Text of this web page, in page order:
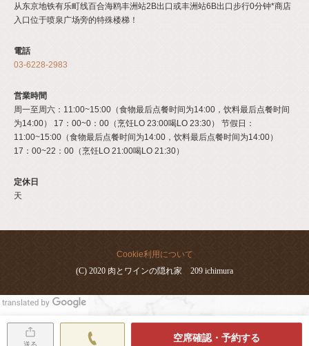
从东京地铁有乐町线百合海鸥丰洲站2B出口或丰洲站6B出口步行0分钟*商店
入口位于喷泉广场旁的特殊楼梯！
電話
03-6228-2983
営業時間
周一至周六：11:00~15:00（食物最后点餐时间为14:00，饮料最后点餐时间
为14:00） 17：00~0：00（烹饪LO 23:00喝LO 23:30） 节假日：
11:00~15:00（食物最后点餐时间为14:00，饮料最后点餐时间为14:00）
17：00~22：00（烹饪LO 21:00喝LO 21:30）
定休日
天
Cookie利用について
(C) 2020 肉とワインの隠れ家 209 ichimura
送る
空席確認・予約する